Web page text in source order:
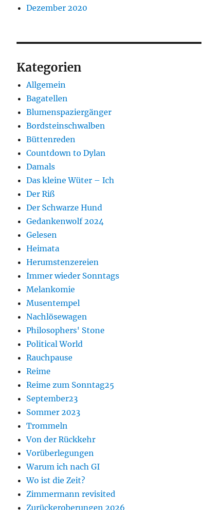
Dezember 2020
Kategorien
Allgemein
Bagatellen
Blumenspaziergänger
Bordsteinschwalben
Büttenreden
Countdown to Dylan
Damals
Das kleine Wüter – Ich
Der Riß
Der Schwarze Hund
Gedankenwolf 2024
Gelesen
Heimata
Herumstenzereien
Immer wieder Sonntags
Melankomie
Musentempel
Nachlösewagen
Philosophers' Stone
Political World
Rauchpause
Reime
Reime zum Sonntag25
September23
Sommer 2023
Trommeln
Von der Rückkehr
Vorüberlegungen
Warum ich nach GI
Wo ist die Zeit?
Zimmermann revisited
Zurückeroberungen 2026